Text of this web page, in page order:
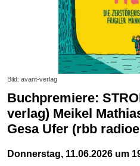
Bild: avant-verlag
Buchpremiere: STRONG MEN (avant-
verlag) Meikel
Gesa Ufer (rbb
Donnerstag, 11.06.2026 um